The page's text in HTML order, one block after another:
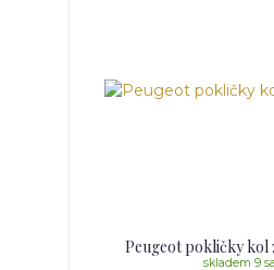
Peugeot pokličky
skladem 9